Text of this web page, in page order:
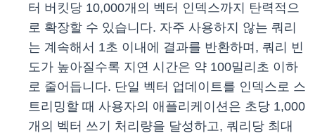
터 버킷당 10,000개의 벡터 인덱스까지 탄력적으
로 확장할 수 있습니다. 자주 사용하지 않는 쿼리
는 계속해서 1초 이내에 결과를 반환하며, 쿼리 빈
도가 높아질수록 지연 시간은 약 100밀리초 이하
로 줄어듭니다. 단일 벡터 업데이트를 인덱스로 스
트리밍할 때 사용자의 애플리케이션은 초당 1,000
개의 벡터 쓰기 처리량을 달성하고, 쿼리당 최대